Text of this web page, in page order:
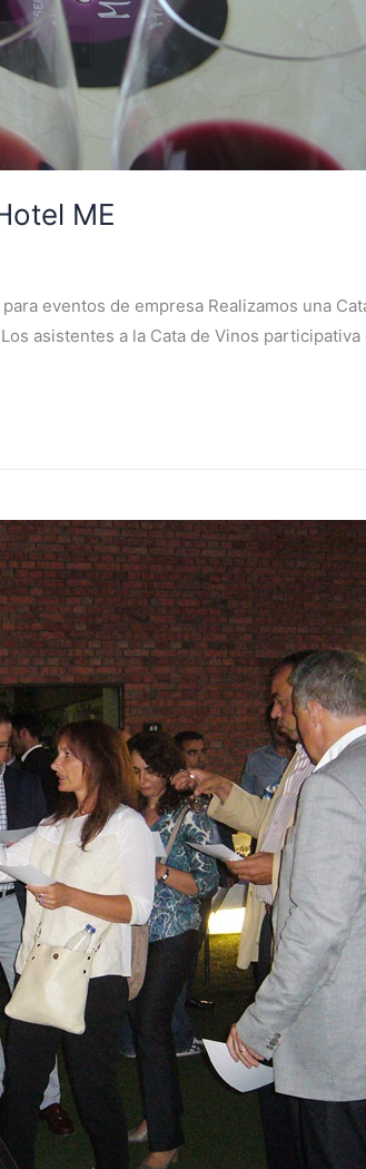
ME
eventos de empresa Realizamos una
asistentes a la Cata de Vinos